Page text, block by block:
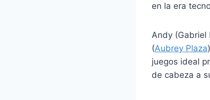
en la era
Andy (Gabriel
(Aubrey Plaza
juegos ideal
de cabeza a